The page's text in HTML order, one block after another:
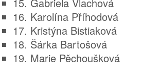
15. Gabriela Vlachová
16. Karolína Příhodová
17. Kristýna Bistiaková
18. Šárka Bartošová
19. Marie Pěchoušková